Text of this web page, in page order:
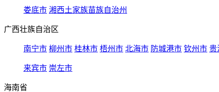
娄底市 湘西土家族苗族自治州
广西壮族自治区
南宁市 柳州市 桂林市 梧州市 北海市 防城港市 钦州市 贵
来宾市 崇左市
海南省